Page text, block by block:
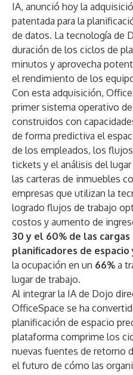
IA, anunció hoy la
patentada para la
de datos. La tecnología de
duración de los ciclos de
minutos y aprovecha
el rendimiento de los
Con esta adquisición,
primer sistema operativo
construidos con
de forma predictiva el
de los empleados, los
tickets y el análisis del
las carteras de inmuebles
empresas que utilizan la
logrado flujos de trabajo
costos y aumento de
30 y el 60% de las
planificadores de espacio
la ocupación en un 66% a
lugar de trabajo.
Al integrar la IA de Dojo
OfficeSpace se ha
planificación de espacio
plataforma comprime los
nuevas fuentes de retorno
el futuro de cómo las